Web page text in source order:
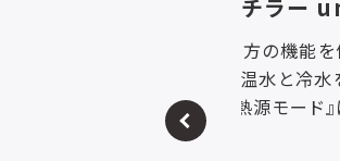
切り替えることで継続
却が必要な施設や製造